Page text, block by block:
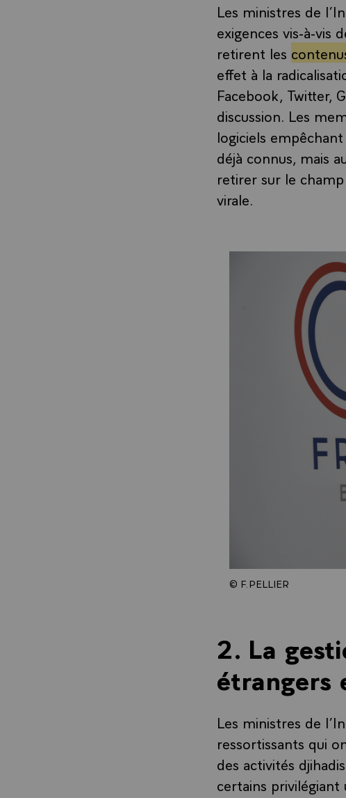
Les ministres de
exigences vis-à-vis
retirent les
effet à la
Facebook, Twitter,
discussion. Les
logiciels
déjà connus, mais
retirer sur le
virale.
© F.PELLIER
2. La
étrangers
Les ministres de
ressortissants qui
des activités
certains